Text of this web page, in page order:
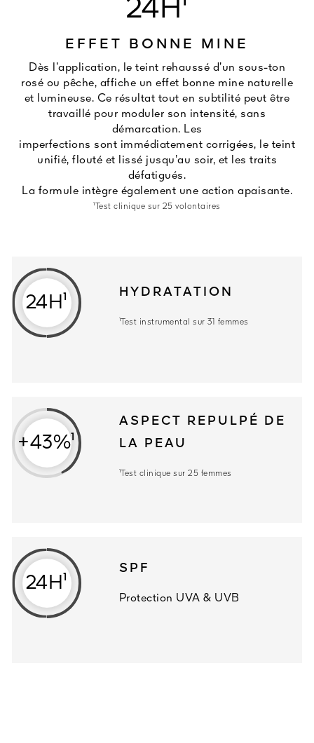
24H¹
EFFET BONNE MINE
Dès l’application, le teint rehaussé d’un sous-ton
rosé ou pêche, affiche un effet bonne mine naturelle
et lumineuse. Ce résultat tout en subtilité peut être
travaillé pour moduler son intensité, sans
démarcation. Les
imperfections sont immédiatement corrigées, le teint
unifié, flouté et lissé jusqu’au soir, et les traits
défatigués.
La formule intègre également une action apaisante.
¹Test clinique sur 25 volontaires
24H¹
HYDRATATION
¹Test instrumental sur 31 femmes
+43%¹
ASPECT REPULPÉ DE
LA PEAU
¹Test clinique sur 25 femmes
24H¹
SPF
Protection UVA & UVB